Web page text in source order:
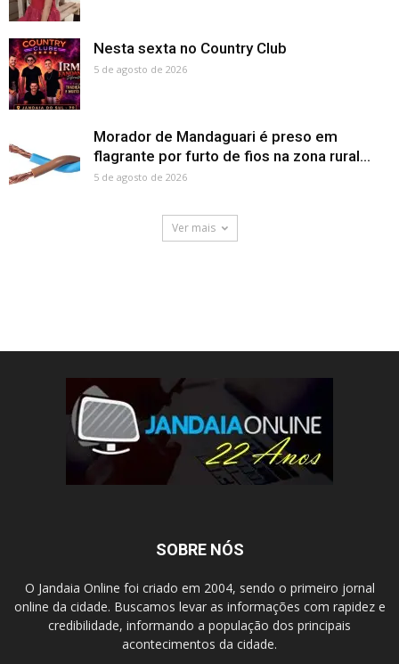
Nesta sexta no Country Club
5 de agosto de 2026
Morador de Mandaguari é preso em
flagrante por furto de fios na zona rural...
5 de agosto de 2026
Ver mais
SOBRE NÓS
O Jandaia Online foi criado em 2004, sendo o primeiro jornal
online da cidade. Buscamos levar as informações com rapidez e
credibilidade, informando a população dos principais
acontecimentos da cidade.